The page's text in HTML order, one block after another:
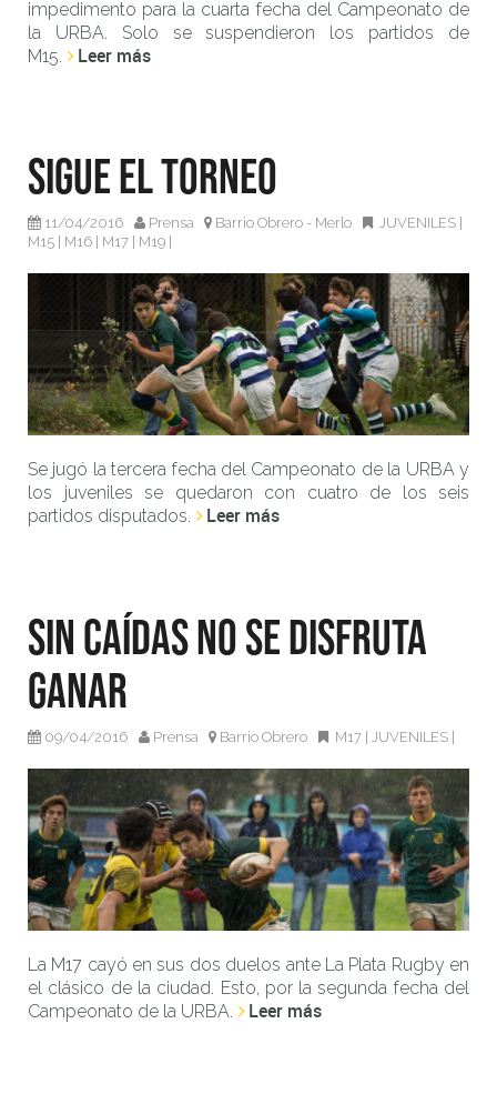
impedimento para la cuarta fecha del Campeonato de
la URBA. Solo se suspendieron los partidos de
M15.
Leer más
Sigue el torneo
11/04/2016 Prensa Barrio Obrero - Merlo JUVENILES|
M15
M16 M17 M19
Se jugó la tercera fecha del Campeonato de la URBA y
los juveniles se quedaron con cuatro de los seis
partidos disputados.
Leer más
Sin caídas no se disfruta
ganar
09/04/2016 Prensa Barrio Obrero M17| JUVENILES|
La M17 cayó en sus dos duelos ante La Plata Rugby en
el clásico de la ciudad. Esto, por la segunda fecha del
Campeonato de la URBA.
Leer más